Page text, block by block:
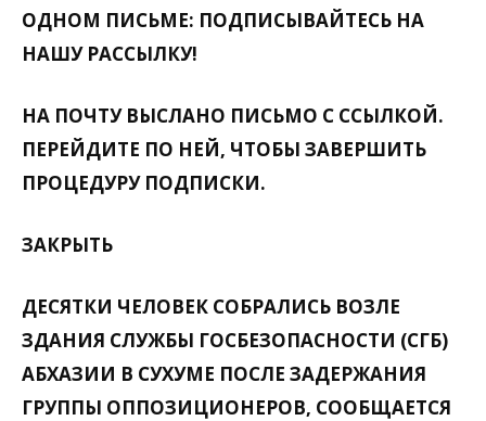
ОДНОМ ПИСЬМЕ: ПОДПИСЫВАЙТЕСЬ НА
НАШУ РАССЫЛКУ!
НА ПОЧТУ ВЫСЛАНО ПИСЬМО С ССЫЛКОЙ.
ПЕРЕЙДИТЕ ПО НЕЙ, ЧТОБЫ ЗАВЕРШИТЬ
ПРОЦЕДУРУ ПОДПИСКИ.
ЗАКРЫТЬ
ДЕСЯТКИ ЧЕЛОВЕК СОБРАЛИСЬ ВОЗЛЕ
ЗДАНИЯ СЛУЖБЫ ГОСБЕЗОПАСНОСТИ (СГБ)
АБХАЗИИ В СУХУМЕ ПОСЛЕ ЗАДЕРЖАНИЯ
ГРУППЫ ОППОЗИЦИОНЕРОВ, СООБЩАЕТСЯ